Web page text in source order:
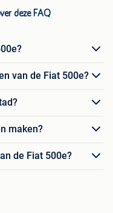
deze FAQ
van de Fiat 500e?
maken?
de Fiat 500e?